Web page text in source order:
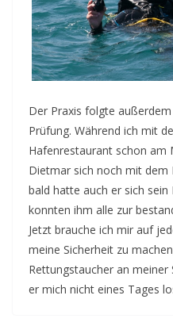
Der Praxis folgte
Prüfung. Während ich mit
Hafenrestaurant schon am
Dietmar sich noch mit dem
bald hatte auch er sich
konnten ihm alle zur
Jetzt brauche ich mir auf
meine Sicherheit zu
Rettungstaucher an
er mich nicht eines Tages